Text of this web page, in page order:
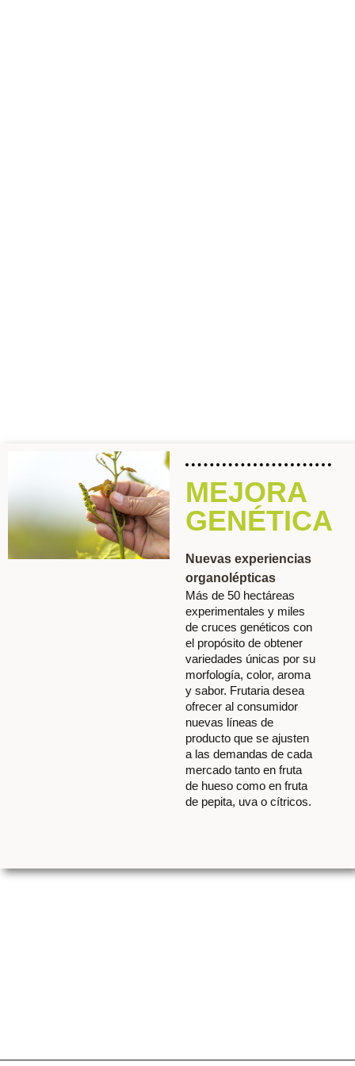
MEJORA
GENÉTICA
Nuevas experiencias
organolépticas
Más de 50 hectáreas
experimentales y miles
de cruces genéticos con
el propósito de obtener
variedades únicas por su
morfología, color, aroma
y sabor. Frutaria desea
ofrecer al consumidor
nuevas líneas de
producto que se ajusten
a las demandas de cada
mercado tanto en fruta
de hueso como en fruta
de pepita, uva o cítricos.